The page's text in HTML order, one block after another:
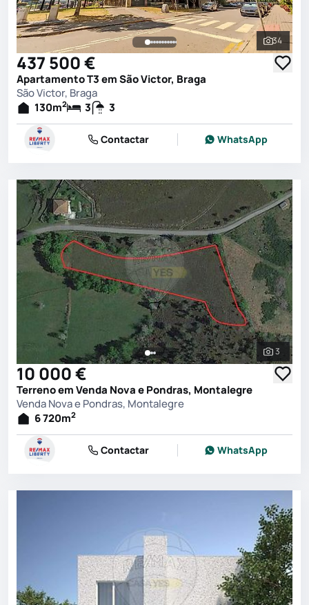
Ver
34
437 500 €
Apartamento T3 em São Victor, Braga
São Victor, Braga
130m2 3 3
Contactar WhatsApp
Ver
3
10 000 €
Terreno em Venda Nova e Pondras, Montalegre
Venda Nova e Pondras, Montalegre
6 720m2
Contactar WhatsApp